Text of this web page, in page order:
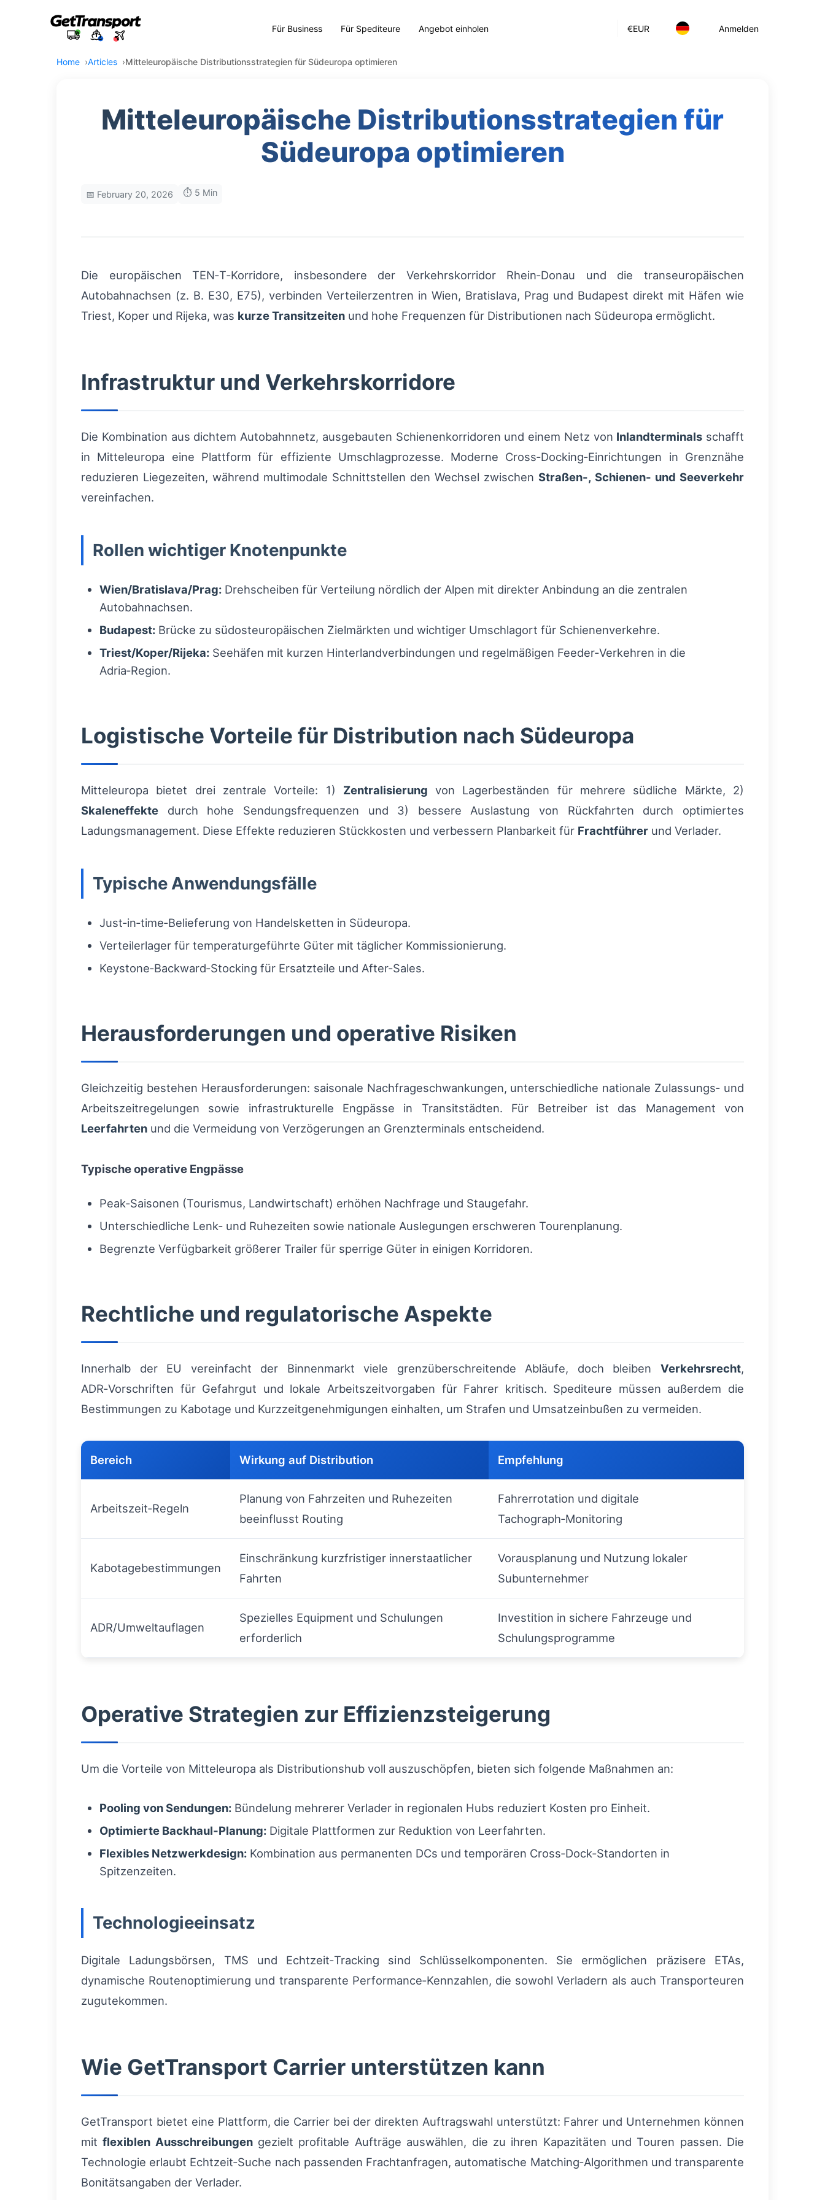
€EUR Anmelden
Für Business Für Spediteure Angebot einholen
Home Articles Mitteleuropäische Distributionsstrategien für Südeuropa optimieren
Mitteleuropäische Distributionsstrategien für
Südeuropa optimieren
📅 February 20, 2026 ⏱️ 5 Min
Die europäischen TEN‑T‑Korridore, insbesondere der Verkehrskorridor Rhein‑Donau und die transeuropäischen
Autobahnachsen (z. B. E30, E75), verbinden Verteilerzentren in Wien, Bratislava, Prag und Budapest direkt mit Häfen wie
Triest, Koper und Rijeka, was kurze Transitzeiten und hohe Frequenzen für Distributionen nach Südeuropa ermöglicht.
Infrastruktur und Verkehrskorridore
Die Kombination aus dichtem Autobahnnetz, ausgebauten Schienenkorridoren und einem Netz von Inlandterminals schafft
in Mitteleuropa eine Plattform für effiziente Umschlagprozesse. Moderne Cross‑Docking‑Einrichtungen in Grenznähe
reduzieren Liegezeiten, während multimodale Schnittstellen den Wechsel zwischen Straßen-, Schienen- und Seeverkehr
vereinfachen.
Rollen wichtiger Knotenpunkte
Wien/Bratislava/Prag: Drehscheiben für Verteilung nördlich der Alpen mit direkter Anbindung an die zentralen
Autobahnachsen.
Budapest: Brücke zu südosteuropäischen Zielmärkten und wichtiger Umschlagort für Schienenverkehre.
Triest/Koper/Rijeka: Seehäfen mit kurzen Hinterlandverbindungen und regelmäßigen Feeder‑Verkehren in die
Adria‑Region.
Logistische Vorteile für Distribution nach Südeuropa
Mitteleuropa bietet drei zentrale Vorteile: 1) Zentralisierung von Lagerbeständen für mehrere südliche Märkte, 2)
Skaleneffekte durch hohe Sendungsfrequenzen und 3) bessere Auslastung von Rückfahrten durch optimiertes
Ladungsmanagement. Diese Effekte reduzieren Stückkosten und verbessern Planbarkeit für Frachtführer und Verlader.
Typische Anwendungsfälle
Just‑in‑time‑Belieferung von Handelsketten in Südeuropa.
Verteilerlager für temperaturgeführte Güter mit täglicher Kommissionierung.
Keystone‑Backward‑Stocking für Ersatzteile und After‑Sales.
Herausforderungen und operative Risiken
Gleichzeitig bestehen Herausforderungen: saisonale Nachfrageschwankungen, unterschiedliche nationale Zulassungs‑ und
Arbeitszeitregelungen sowie infrastrukturelle Engpässe in Transitstädten. Für Betreiber ist das Management von
Leerfahrten und die Vermeidung von Verzögerungen an Grenzterminals entscheidend.
Typische operative Engpässe
Peak‑Saisonen (Tourismus, Landwirtschaft) erhöhen Nachfrage und Staugefahr.
Unterschiedliche Lenk‑ und Ruhezeiten sowie nationale Auslegungen erschweren Tourenplanung.
Begrenzte Verfügbarkeit größerer Trailer für sperrige Güter in einigen Korridoren.
Rechtliche und regulatorische Aspekte
Innerhalb der EU vereinfacht der Binnenmarkt viele grenzüberschreitende Abläufe, doch bleiben Verkehrsrecht,
ADR‑Vorschriften für Gefahrgut und lokale Arbeitszeitvorgaben für Fahrer kritisch. Spediteure müssen außerdem die
Bestimmungen zu Kabotage und Kurzzeitgenehmigungen einhalten, um Strafen und Umsatzeinbußen zu vermeiden.
Bereich Wirkung auf Distribution Empfehlung
Arbeitszeit‑Regeln
Planung von Fahrzeiten und Ruhezeiten
beeinflusst Routing
Fahrerrotation und digitale
Tachograph‑Monitoring
Kabotagebestimmungen
Einschränkung kurzfristiger innerstaatlicher
Fahrten
Vorausplanung und Nutzung lokaler
Subunternehmer
ADR/Umweltauflagen
Spezielles Equipment und Schulungen
erforderlich
Investition in sichere Fahrzeuge und
Schulungsprogramme
Operative Strategien zur Effizienzsteigerung
Um die Vorteile von Mitteleuropa als Distributionshub voll auszuschöpfen, bieten sich folgende Maßnahmen an:
Pooling von Sendungen: Bündelung mehrerer Verlader in regionalen Hubs reduziert Kosten pro Einheit.
Optimierte Backhaul‑Planung: Digitale Plattformen zur Reduktion von Leerfahrten.
Flexibles Netzwerkdesign: Kombination aus permanenten DCs und temporären Cross‑Dock‑Standorten in
Spitzenzeiten.
Technologieeinsatz
Digitale Ladungsbörsen, TMS und Echtzeit‑Tracking sind Schlüsselkomponenten. Sie ermöglichen präzisere ETAs,
dynamische Routenoptimierung und transparente Performance‑Kennzahlen, die sowohl Verladern als auch Transporteuren
zugutekommen.
Wie GetTransport Carrier unterstützen kann
GetTransport bietet eine Plattform, die Carrier bei der direkten Auftragswahl unterstützt: Fahrer und Unternehmen können
mitflexiblen Ausschreibungengezielt profitable Aufträge auswählen, die zu ihren Kapazitäten und Touren passen. Die
Technologie erlaubt Echtzeit‑Suche nach passenden Frachtanfragen, automatische Matching‑Algorithmen und transparente
Bonitätsangaben der Verlader.